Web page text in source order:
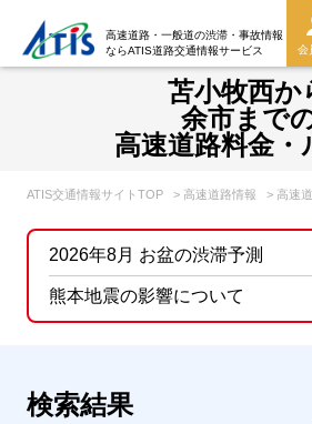
高速道路・一般道の渋滞・事故情報
ならATIS道路交通情報サービス
会
苫小牧西か
余市まで
高速道路料金・
ATIS交通情報サイトTOP > 高速道路情報 > 高速
2026年8月 お盆の渋滞予測
熊本地震の影響について
検索結果